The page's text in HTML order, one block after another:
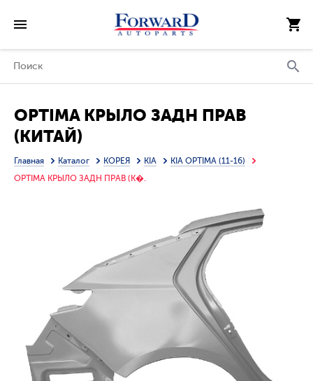
OPTIMA КРЫЛО ЗАДН ПРАВ
(КИТАЙ)
Главная Каталог КОРЕЯ KIA
KIA OPTIMA (11-16)
OPTIMA КРЫЛО ЗАДН ПРАВ (К�.